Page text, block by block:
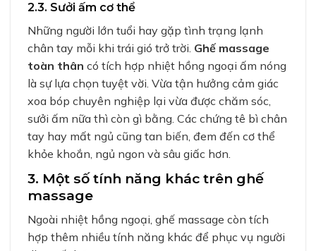
2.3. Sưởi ấm cơ thể
Những người lớn tuổi hay gặp tình trạng lạnh
chân tay mỗi khi trái gió trở trời. Ghế massage
toàn thân có tích hợp nhiệt hồng ngoại ấm nóng
là sự lựa chọn tuyệt vời. Vừa tận hưởng cảm giác
xoa bóp chuyên nghiệp lại vừa được chăm sóc,
sưởi ấm nữa thì còn gì bằng. Các chứng tê bì chân
tay hay mất ngủ cũng tan biến, đem đến cơ thể
khỏe khoắn, ngủ ngon và sâu giấc hơn.
3. Một số tính năng khác trên ghế
massage
Ngoài nhiệt hồng ngoại, ghế massage còn tích
hợp thêm nhiều tính năng khác để phục vụ người